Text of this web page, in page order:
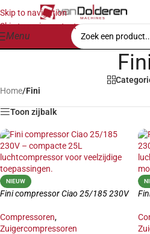
Skip to navigation
Skip to main content
Menu
Home/Fini
Toon zijbalk
NIEUW
Fini compressor Ciao 25/185 230V
Compressoren,
Zuigercompressoren